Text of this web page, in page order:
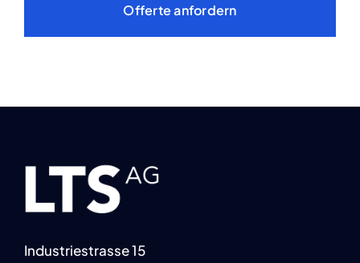
Offerte anfordern
Industriestrasse 15